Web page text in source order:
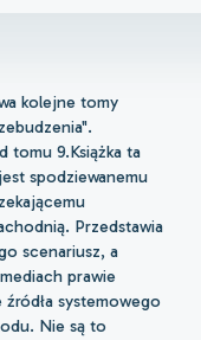
kolejne tomy
tomu 9.Książka ta
spodziewanemu
Przedstawia
scenariusz, a
prawie
źródła systemowego
Nie są to